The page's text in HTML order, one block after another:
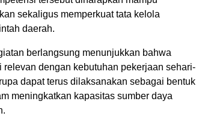
sekaligus memperkuat tata kelola
daerah.
berlangsung menunjukkan bahwa
dengan kebutuhan pekerjaan sehari-
dapat terus dilaksanakan sebagai bentuk
meningkatkan kapasitas sumber daya